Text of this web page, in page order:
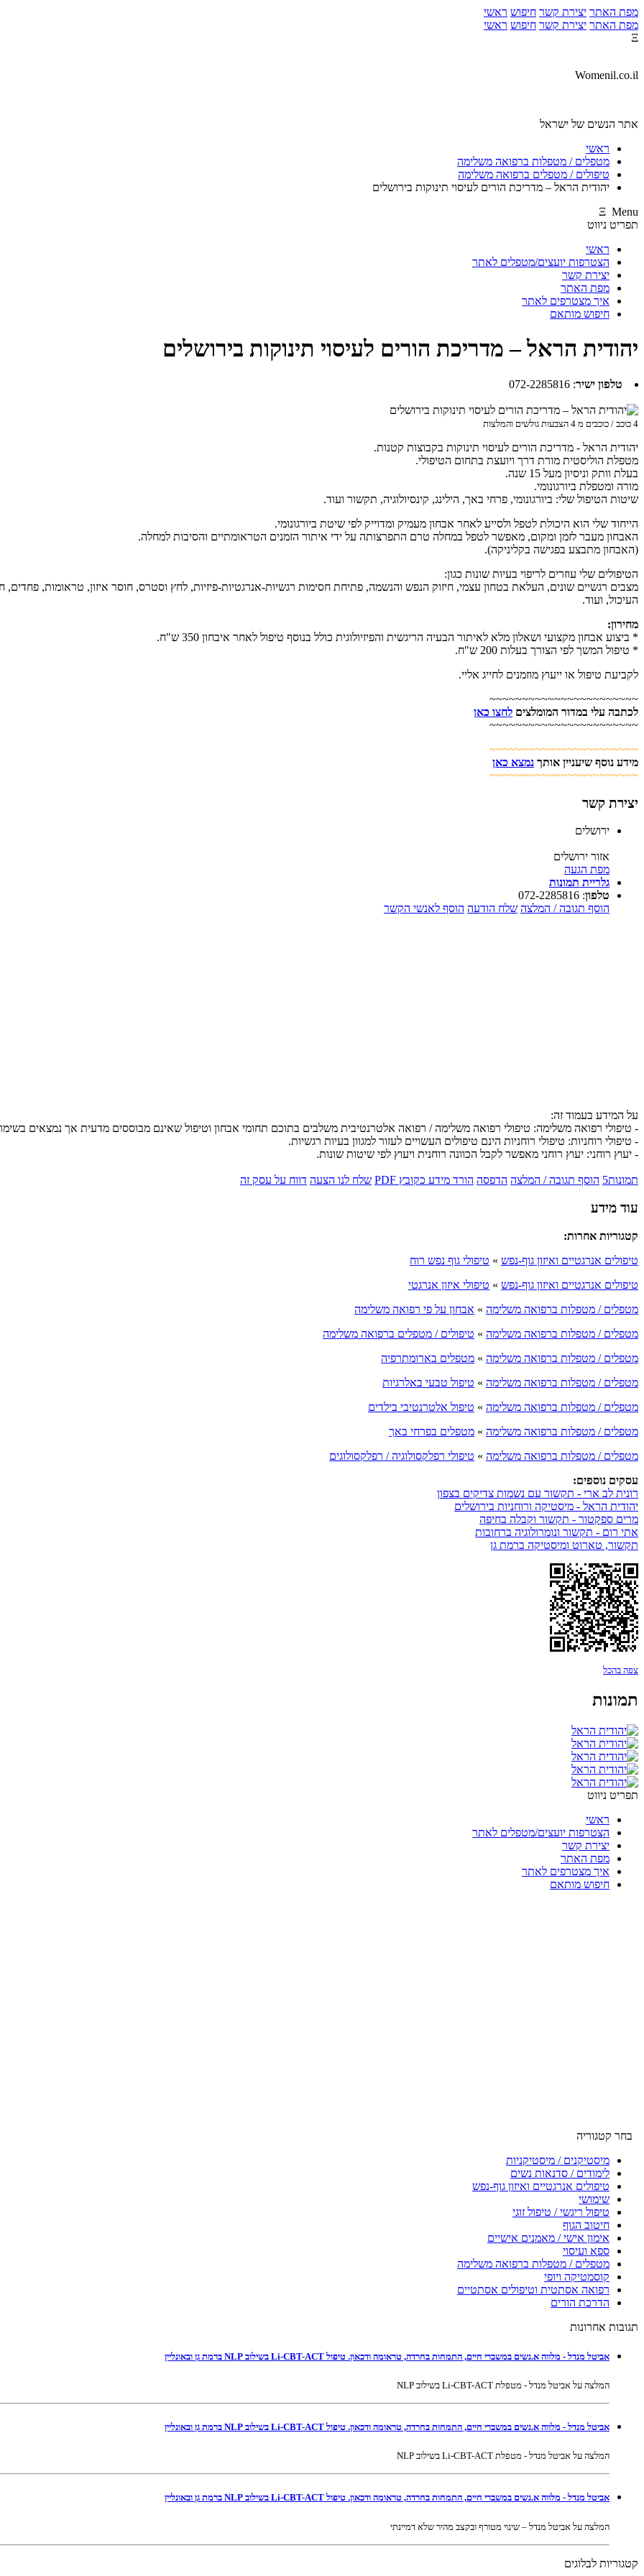
מפת האתר יצירת קשר חיפוש ראשי
מפת האתר יצירת קשר חיפוש ראשי
Ξ
Womenil.co.il
אתר הנשים של ישראל
ראשי
מטפלים / מטפלות ברפואה משלימה
טיפולים / מטפלים ברפואה משלימה
יהודית הראל – מדריכת הורים לעיסוי תינוקות בירושלים
Ξ Menu
תפריט ניווט
ראשי
הצטרפות יועצים/מטפלים לאתר
יצירת קשר
מפת האתר
איך מצטרפים לאתר
חיפוש מותאם
יהודית הראל – מדריכת הורים לעיסוי תינוקות בירושלים
טלפון ישיר:
072-2285816
4 כוכב / כוכבים מ 4 הצבעות גולשים והמלצות
יהודית הראל - מדריכת הורים לעיסוי תינוקות בקבוצות קטנות.
מטפלת הוליסטית מורת דרך ויועצת בתחום הטיפולי.
בעלת וותק וניסיון מעל 15 שנה.
מורה ומטפלת ביורגונומי.
שיטות הטיפול שלי: ביורגונומי, פרחי באך, הילינג, קינסיולוגיה, תקשור ועוד.
הייחוד שלי הוא היכולת לטפל ולסייע לאחר אבחון מעמיק ומדוייק לפי שיטת ביורגונומי.
האבחון מעבר לזמן ומקום, מאפשר לטפל במחלה טרם התפרצותה על ידי איתור הזמנים הטראומתיים והסיבות למחלה.
(האבחון מתבצע בפגישה בקליניקה).
הטיפולים שלי עוזרים לריפוי בעיות שונות כגון:
מצבים רגשיים שונים, העלאת בטחון עצמי, חיזוק הנפש והנשמה, פתיחת חסימות רגשיות-אנרגטיות-פיזיות, לחץ וסטרס, חוסר איזון, טראומות,
העיכול, ועוד.
מחירון:
* ביצוע אבחון מקצועי ושאלון מלא לאיתור הבעיה הריגשית והפיזיולוגית כולל בנוסף טיפול לאחר איבחון 350 ש"ח.
* טיפול המשך לפי הצורך בעלות 200 ש"ח.
לקביעת טיפול או ייעוץ מוזמנים לחייג אליי.
~~~~~~~~~~~~~~~~~~~~~~~
לכתבה עלי במדור המומלצים לחצו כאן
~~~~~~~~~~~~~~~~~~~~~~~
~~~~~~~~~~~~~~~~~~~~~~~
מידע נוסף שיעניין אותך נמצא כאן
~~~~~~~~~~~~~~~~~~~~~~~
יצירת קשר
ירושלים
אזור ירושלים
מפת הגעה
גלריית תמונות
טלפון:
072-2285816
הוסף תגובה / המלצה שלח הודעה הוסף לאנשי הקשר
על המידע בעמוד זה:
- טיפולי רפואה משלימה: טיפולי רפואה משלימה / רפואה אלטרנטיבית משלבים בתוכם תחומי אבחון וטיפול שאינם מבוססים מדעית אך נמצאים
- טיפולי רוחניות: טיפולי רוחניות הינם טיפולים העשויים לעזור למגוון בעיות רגשיות.
- יעוץ רוחני: יעוץ רוחני מאפשר לקבל הכוונה רוחנית ויעוץ לפי שיטות שונות.
תמונות5 הוסף תגובה / המלצה הדפסה הורד מידע כקובץ PDF שלח לנו הצעה דווח על עסק זה
עוד מידע
קטגוריות אחרות:
טיפולים אנרגטיים ואיזון גוף-נפש » טיפולי גוף נפש רוח
טיפולים אנרגטיים ואיזון גוף-נפש » טיפולי איזון אנרגטי
מטפלים / מטפלות ברפואה משלימה » אבחון על פי רפואה משלימה
מטפלים / מטפלות ברפואה משלימה » טיפולים / מטפלים ברפואה משלימה
מטפלים / מטפלות ברפואה משלימה » מטפלים בארומתרפיה
מטפלים / מטפלות ברפואה משלימה » טיפול טבעי באלרגיות
מטפלים / מטפלות ברפואה משלימה » טיפול אלטרנטיבי בילדים
מטפלים / מטפלות ברפואה משלימה » מטפלים בפרחי באך
מטפלים / מטפלות ברפואה משלימה » טיפולי רפלקסולוגיה / רפלקסולוגים
עסקים נוספים:
רונית לב ארי - תקשור עם נשמות צדיקים בצפון
יהודית הראל - מיסטיקה ורוחניות בירושלים
מרים ספקטור - תקשור וקבלה בחיפה
אתי רום - תקשור ונומרולוגיה ברחובות
תקשור, טארוט ומיסטיקה ברמת גן
צפה בהכל
תמונות
תפריט ניווט
ראשי
הצטרפות יועצים/מטפלים לאתר
יצירת קשר
מפת האתר
איך מצטרפים לאתר
חיפוש מותאם
בחר קטגוריה
מיסטיקנים / מיסטיקניות
לימודים / סדנאות נשים
טיפולים אנרגטיים ואיזון גוף-נפש
שימושי
טיפול ריגשי / טיפול זוגי
חיטוב הגוף
אימון אישי / מאמנים אישיים
ספא ועיסוי
מטפלים / מטפלות ברפואה משלימה
קוסמטיקה ויופי
רפואה אסתטית וטיפולים אסתטיים
הדרכת הורים
תגובות אחרונות
אביטל מנדל - מלווה א.נשים במשברי חיים, התמחות בחרדה, טראומה ודכאון. טיפול Li-CBT-ACT בשילוב NLP ברמת גן ובאונליין
המלצה על אביטל מנדל - מטפלת Li-CBT-ACT בשילוב NLP
אביטל מנדל - מלווה א.נשים במשברי חיים, התמחות בחרדה, טראומה ודכאון. טיפול Li-CBT-ACT בשילוב NLP ברמת גן ובאונליין
המלצה על אביטל מנדל - מטפלת Li-CBT-ACT בשילוב NLP
אביטל מנדל - מלווה א.נשים במשברי חיים, התמחות בחרדה, טראומה ודכאון. טיפול Li-CBT-ACT בשילוב NLP ברמת גן ובאונליין
המלצה על אביטל מנדל – שינוי מטורף ובקצב מהיר שלא דמיינתי
קטגוריות לבלוגים